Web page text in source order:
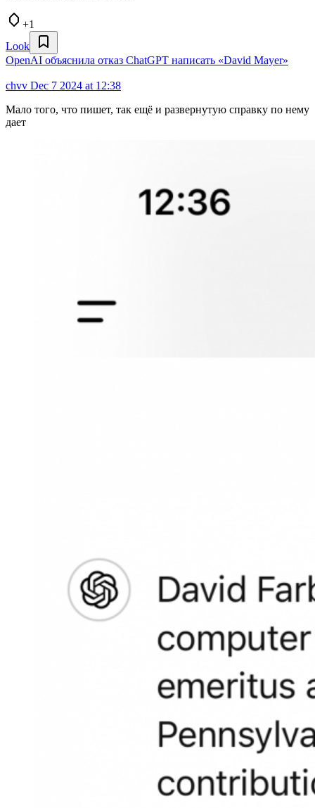
+1
Look
OpenAI объяснила отказ ChatGPT написать «David Mayer»
chvv Dec 7 2024 at 12:38
Мало того, что пишет, так ещё и развернутую справку по нему
дает